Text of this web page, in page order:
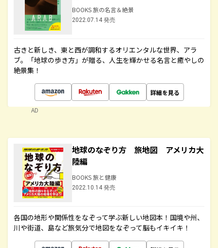
BOOKS 旅の名言＆絶景
2022.07.14 発売
古きと新しき、東と西が調和するオリエンタルな世界、アラ
ブ。「地球の歩き方」が贈る、人生を輝かせる名言と癒やしの
絶景集！
詳細を見る
AD
地球のなぞり方 旅地図 アメリカ大
陸編
BOOKS 旅と健康
2022.10.14 発売
各国の地形や関係性をなぞって学ぶ新しい地図本！国境や州、
川や街道、島など旅気分で地図をなぞって脳もイキイキ！